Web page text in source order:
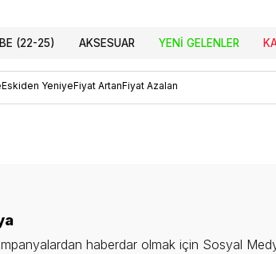
(22-25) AKSESUAR YENI GELENLER
Eskiden YeniyeFiyat ArtanFiyat Azalan
haberdar olmak için Sosyal